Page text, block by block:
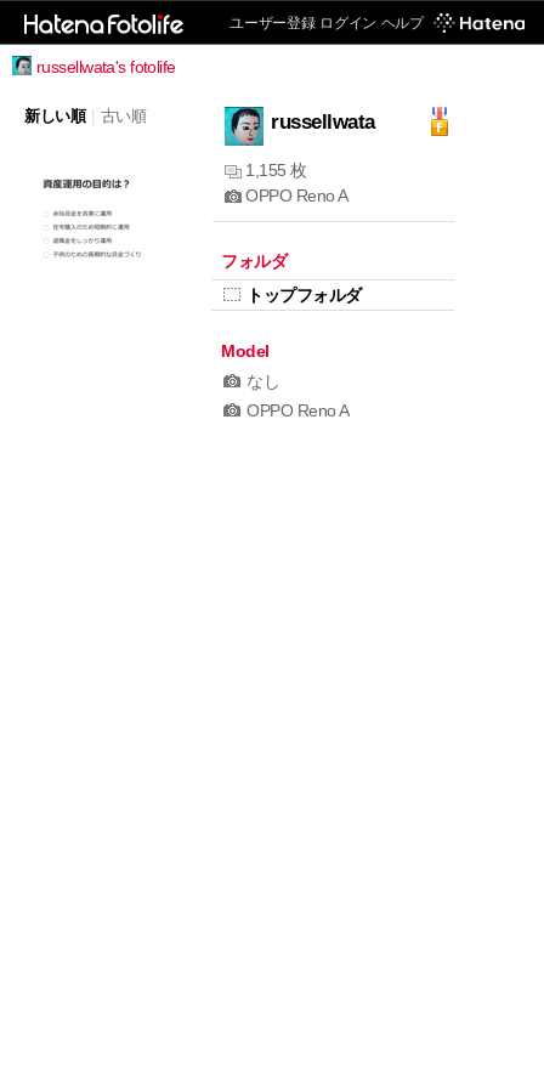
ユーザー登録 ログイン ヘルプ
russellwata's fotolife
新しい順 古い順 russellwata
1,155 枚
OPPO Reno A
フォルダ
トップフォルダ
Model
なし
OPPO Reno A